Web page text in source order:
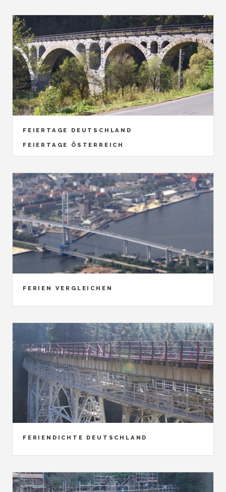
FEIERTAGE DEUTSCHLAND
FEIERTAGE ÖSTERREICH
FERIEN VERGLEICHEN
FERIENDICHTE DEUTSCHLAND